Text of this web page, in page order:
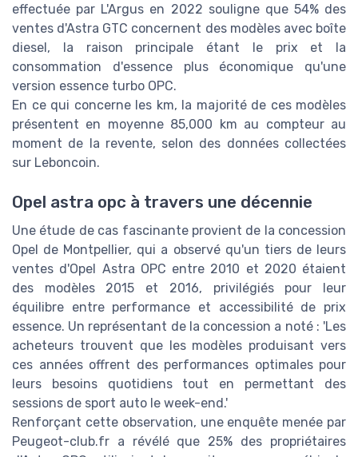
effectuée par L'Argus en 2022 souligne que 54% des
ventes d'Astra GTC concernent des modèles avec boîte
diesel, la raison principale étant le prix et la
consommation d'essence plus économique qu'une
version essence turbo OPC.
En ce qui concerne les km, la majorité de ces modèles
présentent en moyenne 85,000 km au compteur au
moment de la revente, selon des données collectées
sur Leboncoin.
Opel astra opc à travers une décennie
Une étude de cas fascinante provient de la concession
Opel de Montpellier, qui a observé qu'un tiers de leurs
ventes d'Opel Astra OPC entre 2010 et 2020 étaient
des modèles 2015 et 2016, privilégiés pour leur
équilibre entre performance et accessibilité de prix
essence. Un représentant de la concession a noté : 'Les
acheteurs trouvent que les modèles produisant vers
ces années offrent des performances optimales pour
leurs besoins quotidiens tout en permettant des
sessions de sport auto le week-end.'
Renforçant cette observation, une enquête menée par
Peugeot-club.fr a révélé que 25% des propriétaires